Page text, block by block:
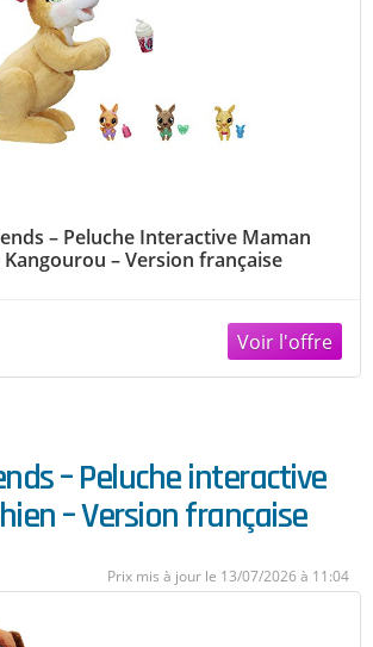
– Peluche Interactive Maman
Kangourou – Version française
– Peluche interactive
– Version française
13/07/2026 à 11:04